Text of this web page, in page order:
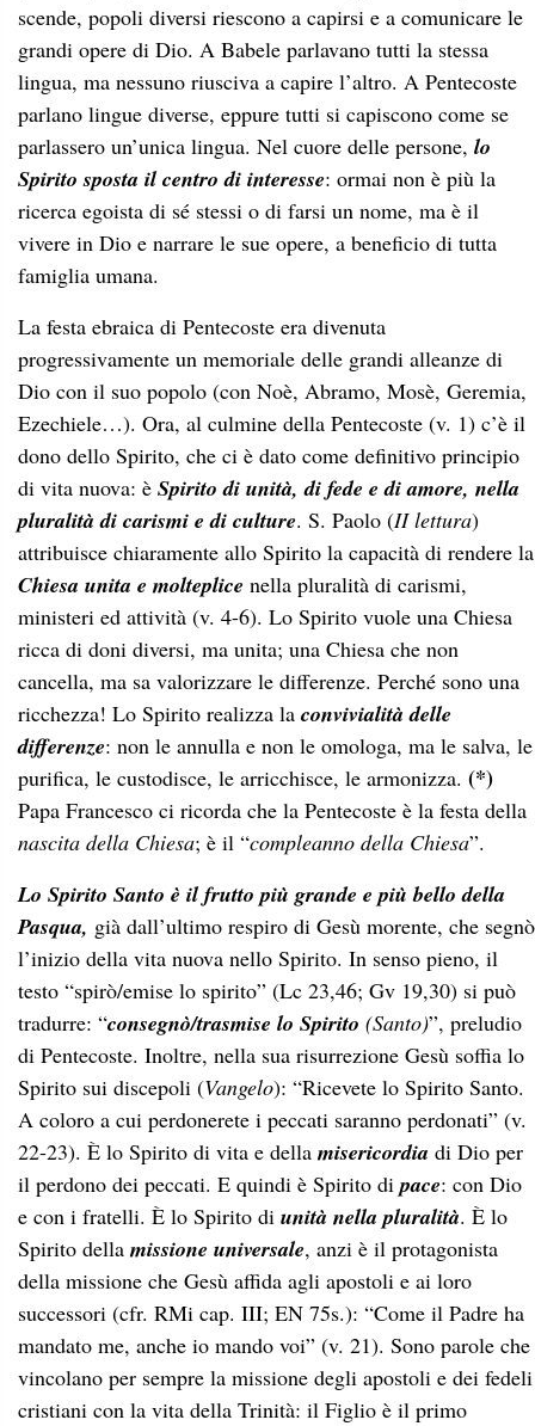
scende, popoli diversi riescono a capirsi e a comunicare le
grandi opere di Dio. A Babele parlavano tutti la stessa
lingua, ma nessuno riusciva a capire l’altro. A Pentecoste
parlano lingue diverse, eppure tutti si capiscono come se
parlassero un’unica lingua. Nel cuore delle persone, lo
Spirito sposta il centro di interesse: ormai non è più la
ricerca egoista di sé stessi o di farsi un nome, ma è il
vivere in Dio e narrare le sue opere, a beneficio di tutta
famiglia umana.
La festa ebraica di Pentecoste era divenuta
progressivamente un memoriale delle grandi alleanze di
Dio con il suo popolo (con Noè, Abramo, Mosè, Geremia,
Ezechiele…). Ora, al culmine della Pentecoste (v. 1) c’è il
dono dello Spirito, che ci è dato come definitivo principio
di vita nuova: è Spirito di unità, di fede e di amore, nella
pluralità di carismi e di culture. S. Paolo (II lettura)
attribuisce chiaramente allo Spirito la capacità di rendere la
Chiesa unita e molteplice nella pluralità di carismi,
ministeri ed attività (v. 4-6). Lo Spirito vuole una Chiesa
ricca di doni diversi, ma unita; una Chiesa che non
cancella, ma sa valorizzare le differenze. Perché sono una
ricchezza! Lo Spirito realizza la convivialità delle
differenze: non le annulla e non le omologa, ma le salva, le
purifica, le custodisce, le arricchisce, le armonizza. (*)
Papa Francesco ci ricorda che la Pentecoste è la festa della
nascita della Chiesa; è il “compleanno della Chiesa”.
Lo Spirito Santo è il frutto più grande e più bello della
Pasqua, già dall’ultimo respiro di Gesù morente, che segnò
l’inizio della vita nuova nello Spirito. In senso pieno, il
testo “spirò/emise lo spirito” (Lc 23,46; Gv 19,30) si può
tradurre: “consegnò/trasmise lo Spirito (Santo)”, preludio
di Pentecoste. Inoltre, nella sua risurrezione Gesù soffia lo
Spirito sui discepoli (Vangelo): “Ricevete lo Spirito Santo.
A coloro a cui perdonerete i peccati saranno perdonati” (v.
22-23). È lo Spirito di vita e della misericordia di Dio per
il perdono dei peccati. E quindi è Spirito dipace: con Dio
e con i fratelli. È lo Spirito di unità nella pluralità. È lo
Spirito della missione universale, anzi è il protagonista
della missione che Gesù affida agli apostoli e ai loro
successori (cfr. RMi cap. III; EN 75s.): “Come il Padre ha
mandato me, anche io mando voi” (v. 21). Sono parole che
vincolano per sempre la missione degli apostoli e dei fedeli
cristiani con la vita della Trinità: il Figlio è il primo